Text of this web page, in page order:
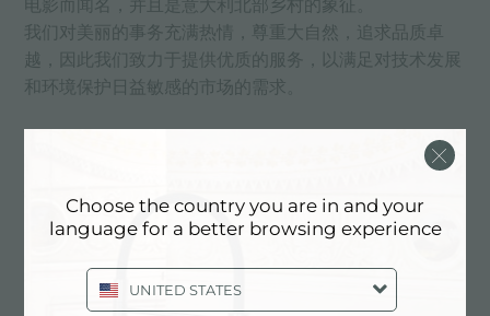
电影而闻名，并且是意大利北部乡村的象征。
我们对美丽的事务充满热情，尊重大自然，追求品质卓
越，因此我们致力于提供优质的服务，以满足对技术发展
和环境保护日益敏感的市场的需求。
Terranova宫
Choose the country you are in and your
language for a better browsing experience
UNITED STATES